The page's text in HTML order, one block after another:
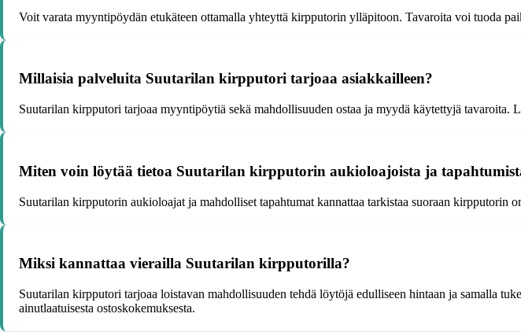
Voit varata myyntipöydän etukäteen ottamalla yhteyttä kirpputorin ylläpitoon. Tavaroita voi tuoda
Millaisia palveluita Suutarilan kirpputori tarjoaa asiakkailleen?
Suutarilan kirpputori tarjoaa myyntipöytiä sekä mahdollisuuden ostaa ja myydä käytettyjä
Miten voin löytää tietoa Suutarilan kirpputorin aukioloajoista ja
Suutarilan kirpputorin aukioloajat ja mahdolliset tapahtumat kannattaa tarkistaa suoraan
Miksi kannattaa vierailla Suutarilan kirpputorilla?
Suutarilan kirpputori tarjoaa loistavan mahdollisuuden tehdä löytöjä edulliseen hintaan ja samalla
ainutlaatuisesta ostoskokemuksesta.